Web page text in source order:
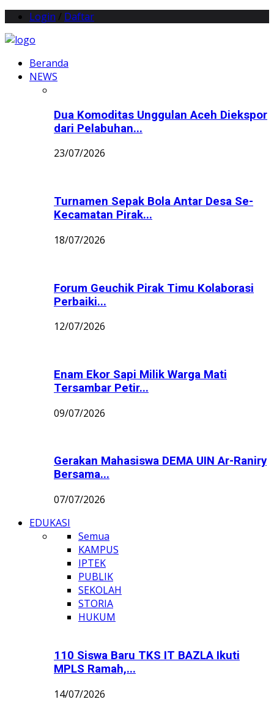
Login / Daftar
Beranda
NEWS
Dua Komoditas Unggulan Aceh Diekspor
dari Pelabuhan...
23/07/2026
Turnamen Sepak Bola Antar Desa Se-
Kecamatan Pirak...
18/07/2026
Forum Geuchik Pirak Timu Kolaborasi
Perbaiki...
12/07/2026
Enam Ekor Sapi Milik Warga Mati
Tersambar Petir...
09/07/2026
Gerakan Mahasiswa DEMA UIN Ar-Raniry
Bersama...
07/07/2026
EDUKASI
Semua
KAMPUS
IPTEK
PUBLIK
SEKOLAH
STORIA
HUKUM
110 Siswa Baru TKS IT BAZLA Ikuti
MPLS Ramah,...
14/07/2026